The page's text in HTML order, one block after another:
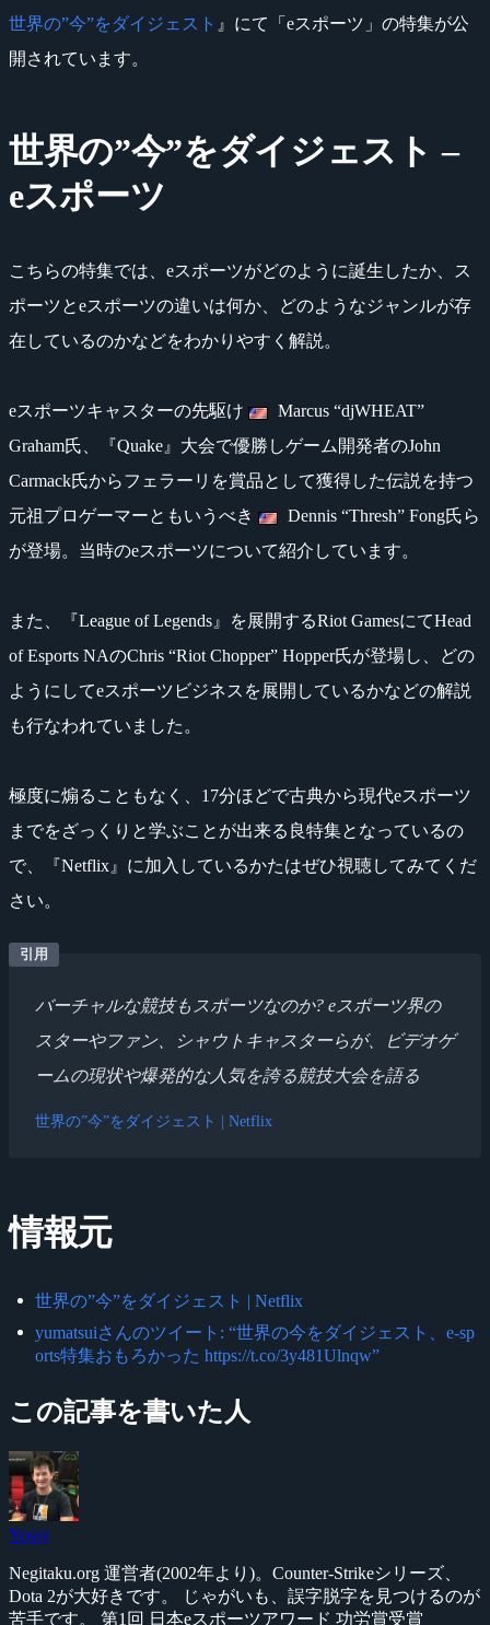
世界の”今”をダイジェスト 』にて「eスポーツ」の特集が公
開されています。
世界の”今”をダイジェスト –
eスポーツ
こちらの特集では、eスポーツがどのように誕生したか、ス
ポーツとeスポーツの違いは何か、どのようなジャンルが存
在しているのかなどをわかりやすく解説。
eスポーツキャスターの先駆け
Marcus “djWHEAT”
Graham氏、『Quake』大会で優勝しゲーム開発者のJohn
Carmack氏からフェラーリを賞品として獲得した伝説を持つ
元祖プロゲーマーともいうべき
Dennis “Thresh” Fong氏ら
が登場。当時のeスポーツについて紹介しています。
また、『League of Legends』を展開するRiot GamesにてHead
of Esports NAのChris “Riot Chopper” Hopper氏が登場し、どの
ようにしてeスポーツビジネスを展開しているかなどの解説
も行なわれていました。
極度に煽ることもなく、17分ほどで古典から現代eスポーツ
までをざっくりと学ぶことが出来る良特集となっているの
で、『Netflix』に加入しているかたはぜひ視聴してみてくだ
さい。
バーチャルな競技もスポーツなのか? eスポーツ界の
スターやファン、シャウトキャスターらが、ビデオゲ
ームの現状や爆発的な人気を誇る競技大会を語る
世界の”今”をダイジェスト | Netflix
情報元
世界の”今”をダイジェスト | Netflix
yumatsuiさんのツイート: “世界の今をダイジェスト、e-sp
orts特集おもろかった https://t.co/3y481Ulnqw”
この記事を書いた人
Yossy
Negitaku.org 運営者(2002年より)。Counter-Strikeシリーズ、
Dota 2が大好きです。 じゃがいも、誤字脱字を見つけるのが
苦手です。 第1回 日本eスポーツアワード 功労賞受賞